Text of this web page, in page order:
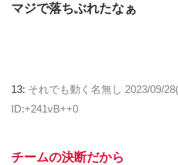
マジで落ちぶれたなぁ
13: それでも動く名無し 2023/09/
ID:+241vB++0
チームの決断だから